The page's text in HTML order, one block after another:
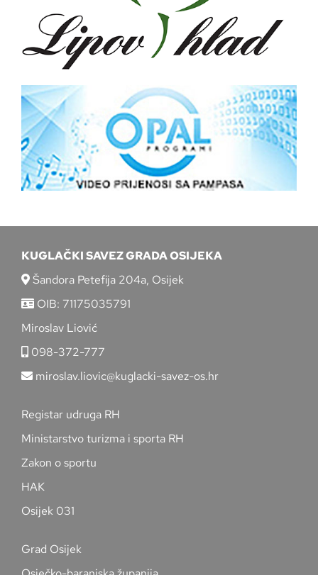
KUGLAČKI SAVEZ GRADA OSIJEKA
Šandora Petefija 204a, Osijek
OIB: 71175035791
Miroslav Liović
098-372-777
miroslav.liovic@kuglacki-savez-os.hr
Registar udruga RH
Ministarstvo turizma i sporta RH
Zakon o sportu
HAK
Osijek 031
Grad Osijek